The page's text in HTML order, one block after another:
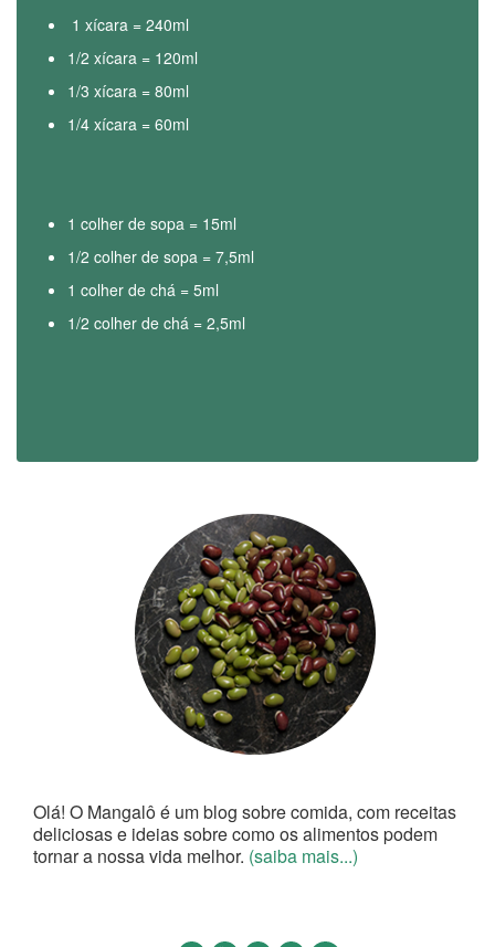
1 xícara = 240ml
1/2 xícara = 120ml
1/3 xícara = 80ml
1/4 xícara = 60ml
1 colher de sopa = 15ml
1/2 colher de sopa = 7,5ml
1 colher de chá = 5ml
1/2 colher de chá = 2,5ml
Olá! O Mangalô é um blog sobre comida, com receitas
deliciosas e ideias sobre como os alimentos podem
tornar a nossa vida melhor. (saiba mais...)